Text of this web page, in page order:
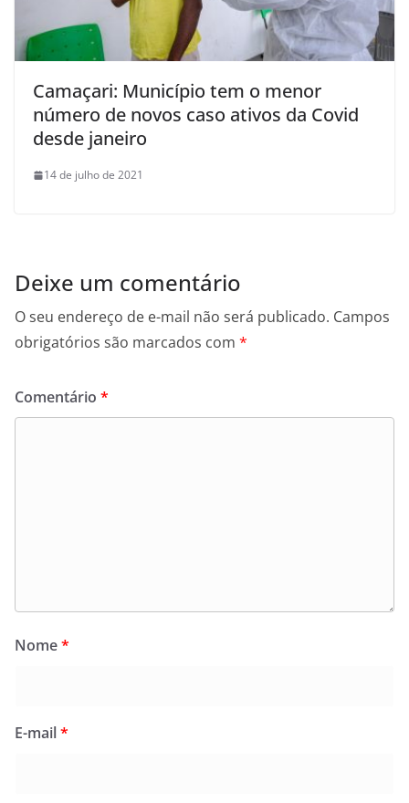
Camaçari: Município tem o menor
número de novos caso ativos da Covid
desde janeiro
14 de julho de 2021
Deixe um comentário
O seu endereço de e-mail não será publicado. Campos
obrigatórios são marcados com *
Comentário *
Nome*
E-mail*